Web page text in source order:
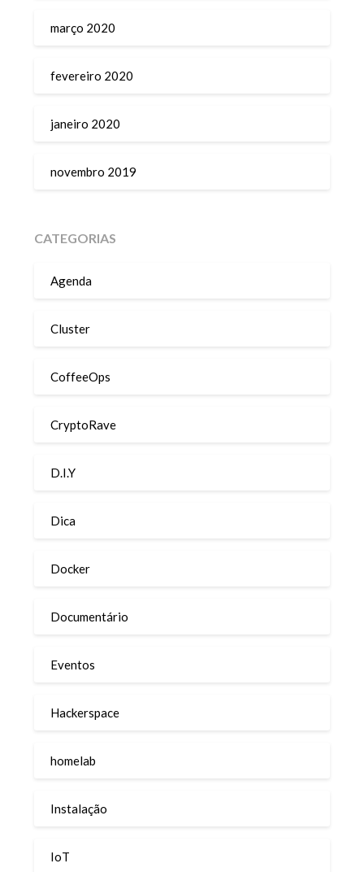
março 2020
fevereiro 2020
janeiro 2020
novembro 2019
CATEGORIAS
Agenda
Cluster
CoffeeOps
CryptoRave
D.I.Y
Dica
Docker
Documentário
Eventos
Hackerspace
homelab
Instalação
IoT